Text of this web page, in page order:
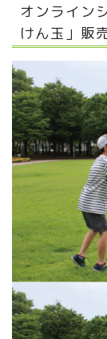
オンライン
けん玉」販